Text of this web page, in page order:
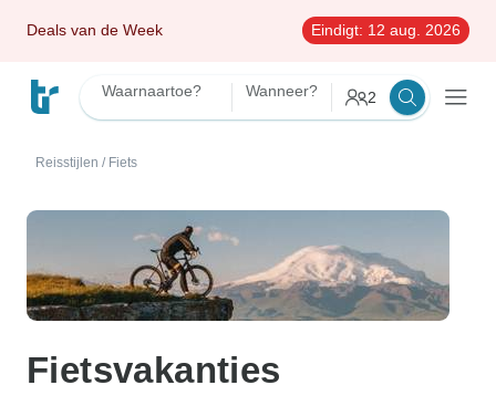
Deals van de Week Eindigt: 12 aug. 2026
Waarnaartoe? Wanneer? 2
Reisstijlen / Fiets
Fietsvakanties